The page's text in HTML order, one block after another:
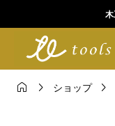
木
  ショップ 